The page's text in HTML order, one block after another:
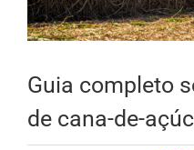
Guia completo
de cana-de-